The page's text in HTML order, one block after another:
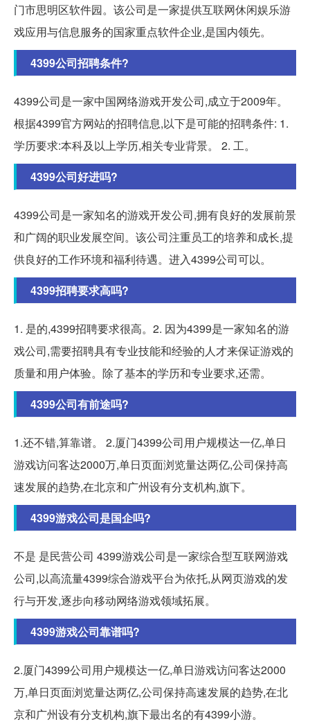
门市思明区软件园。该公司是一家提供互联网休闲娱乐游
戏应用与信息服务的国家重点软件企业,是国内领先。
4399公司招聘条件?
4399公司是一家中国网络游戏开发公司,成立于2009年。
根据4399官方网站的招聘信息,以下是可能的招聘条件: 1.
学历要求:本科及以上学历,相关专业背景。 2. 工。
4399公司好进吗?
4399公司是一家知名的游戏开发公司,拥有良好的发展前景
和广阔的职业发展空间。该公司注重员工的培养和成长,提
供良好的工作环境和福利待遇。进入4399公司可以。
4399招聘要求高吗?
1. 是的,4399招聘要求很高。2. 因为4399是一家知名的游
戏公司,需要招聘具有专业技能和经验的人才来保证游戏的
质量和用户体验。除了基本的学历和专业要求,还需。
4399公司有前途吗?
1.还不错,算靠谱。 2.厦门4399公司用户规模达一亿,单日
游戏访问客达2000万,单日页面浏览量达两亿,公司保持高
速发展的趋势,在北京和广州设有分支机构,旗下。
4399游戏公司是国企吗?
不是 是民营公司 4399游戏公司是一家综合型互联网游戏
公司,以高流量4399综合游戏平台为依托,从网页游戏的发
行与开发,逐步向移动网络游戏领域拓展。
4399游戏公司靠谱吗?
2.厦门4399公司用户规模达一亿,单日游戏访问客达2000
万,单日页面浏览量达两亿,公司保持高速发展的趋势,在北
京和广州设有分支机构,旗下最出名的有4399小游。